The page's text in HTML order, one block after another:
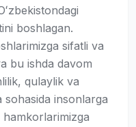
boshlagan.
sifatli va
bu ishda davom
qulaylik va
insonlarga